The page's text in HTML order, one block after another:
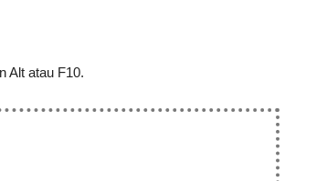
Alt atau F10.